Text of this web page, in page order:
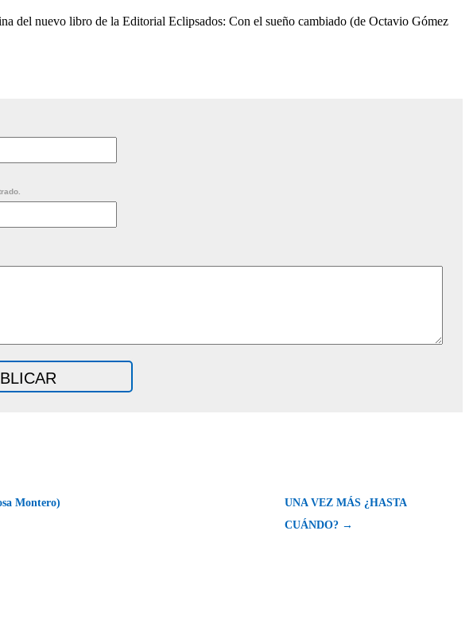
del nuevo libro de la Editorial Eclipsados: Con el sueño cambiado (de Octavio Gómez
Montero)
UNA VEZ MÁS ¿HASTA
CUÁNDO? →